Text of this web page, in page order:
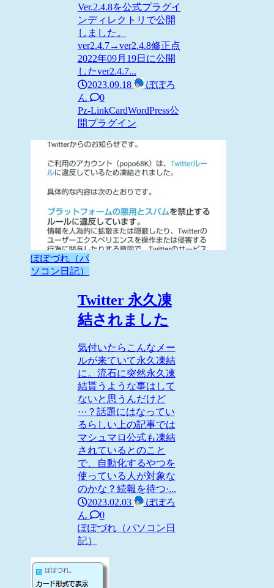
Ver.2.4.8を公式プラグイ
ンディレクトリで公開
しました。
ver2.4.7→ver2.4.8修正点
2022年09月19日に公開
したver2.4.7...
2023.09.18
ぽぽろ
ん
0
Pz-LinkCardWordPress公
開プラグイン
ぽぽづれ（パ
ソコン日記）
Twitter 永久凍
結されました
気付いたらこんなメー
ルが来ていて永久凍結
に。流石に突然永久凍
結貰うような事はして
ないと思うんだけど
···？話題にはなってい
るらしい上の記事では
マシュマロ公式も凍結
されているとのこと
で、自動化するやつを
使っている人が対象な
のかな？続報を待つ·...
2023.02.03
ぽぽろ
ん
0
ぽぽづれ（パソコン日
記）